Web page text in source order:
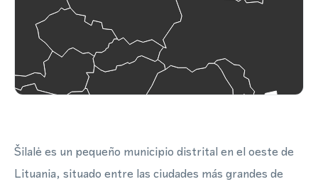
Šilalė es un pequeño municipio distrital en el oeste de
Lituania, situado entre las ciudades más grandes de